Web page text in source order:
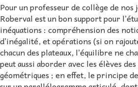
Pour un professeur de collège de nos
Roberval est un bon support pour
inéquations : compréhension des
d’inégalité, et opérations (si on
chacun des plateaux, l’équilibre ne
peut aussi aborder avec les élèves
géométriques ; en effet, le principe